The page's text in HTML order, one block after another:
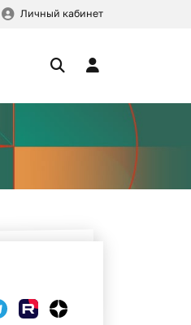
Личный кабинет